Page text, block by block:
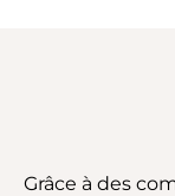
Grâce à des